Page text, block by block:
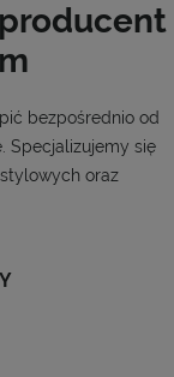
bezpośrednio od
Specjalizujemy się
oraz